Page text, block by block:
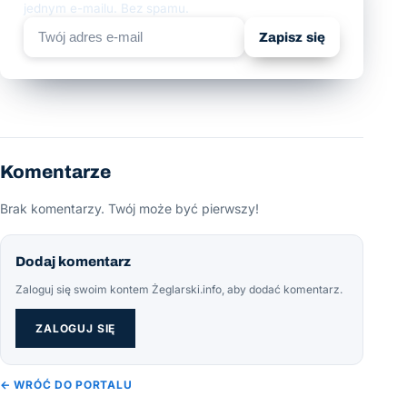
jednym e-mailu. Bez spamu.
Zapisz się
Komentarze
Brak komentarzy. Twój może być pierwszy!
Dodaj komentarz
Zaloguj się swoim kontem Żeglarski.info, aby dodać komentarz.
ZALOGUJ SIĘ
← WRÓĆ DO PORTALU